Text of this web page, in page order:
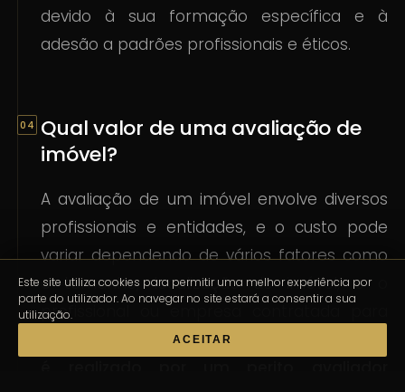
devido à sua formação específica e à
adesão a padrões profissionais e éticos.
Qual valor de uma avaliação de
imóvel?
A avaliação de um imóvel envolve diversos
profissionais e entidades, e o custo pode
variar dependendo de vários fatores como
o tamanho, localização do imóvel, e o
profissional ou empresa contratada para
realizar a avaliação. O processo geralmente
Este site utiliza cookies para permitir uma melhor experiência por
parte do utilizador. Ao navegar no site estará a consentir a sua
utilização.
ACEITAR